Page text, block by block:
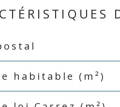
Valeurs
habitable (m²)